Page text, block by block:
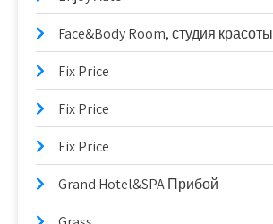
Face&Body Room, студия красоты
Fix Price
Fix Price
Fix Price
Grand Hotel&SPA Прибой